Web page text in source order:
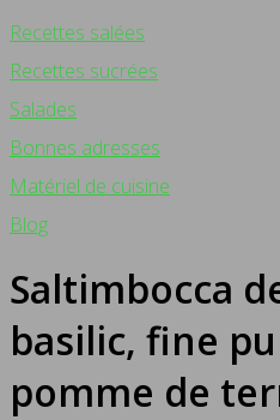
Recettes salées
Recettes sucrées
Salades
Bonnes adresses
Matériel de cuisine
Blog
Saltimbocca
basilic, fine
pomme de